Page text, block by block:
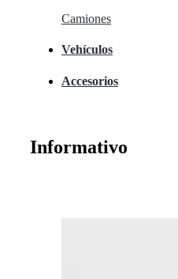
Camiones
Vehículos
Accesorios
Informativo